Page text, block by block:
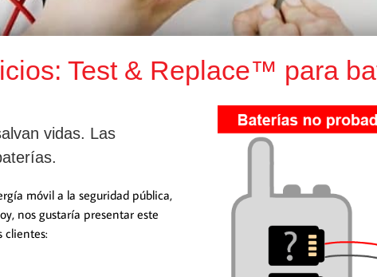
Test & Replace™ para
vidas. Las
móvil a la seguridad pública,
nos gustaría presentar este
clientes: